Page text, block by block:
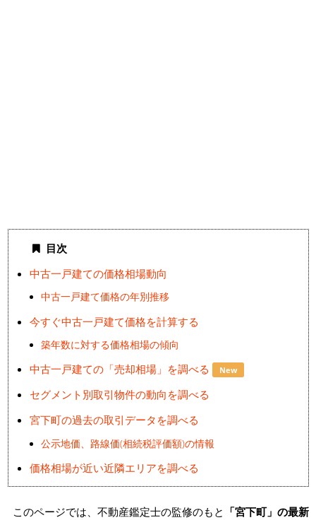
目次
中古一戸建ての価格相場動向
中古一戸建て価格の年別推移
今すぐ中古一戸建て価格を計算する
築年数に対する価格相場の傾向
中古一戸建ての「売却相場」を調べる New
セグメント別取引物件の動向を調べる
宮下町の過去の取引データを調べる
公示地価、路線価(相続税評価額)の情報
価格相場が近い近隣エリアを調べる
このページでは、不動産鑑定士の監修のもと 「宮下町」の最新